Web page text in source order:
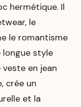
hermétique. Il
le
le romantisme
longue style
en jean
, crée un
et la